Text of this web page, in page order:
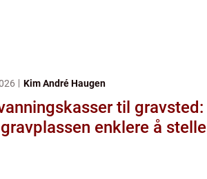
Kim André Haugen
til gravsted:
enklere å stelle